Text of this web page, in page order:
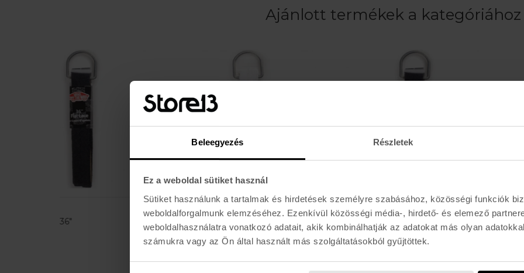
Beleegyezés Részletek
Ez a weboldal sütiket használ
Sütiket használunk a tartalmak és hirdetések személyre szabásához, közösségi funkciók
weboldalforgalmunk elemzéséhez. Ezenkívül közösségi média-, hirdető- és elemező
weboldalhasználatra vonatkozó adatait, akik kombinálhatják az adatokat más olyan
számukra vagy az Ön által használt más szolgáltatásokból gyűjtöttek.
Ajánlott termékek a kategóriához
VANS
VANS LACES 36"
2.990 Ft
VANS
VANS LACES 36"
2.990 Ft